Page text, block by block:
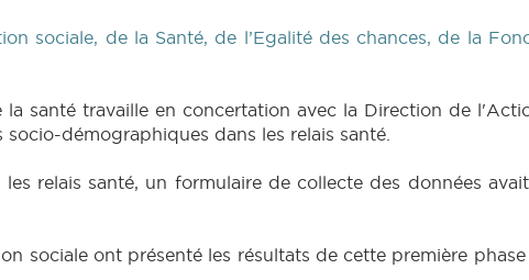
sociale, de la Santé, de l’Egalité des chances, de la
santé travaille en concertation avec la Direction de
démographiques dans les relais santé.
relais santé, un formulaire de collecte des données
sociale ont présenté les résultats de cette première